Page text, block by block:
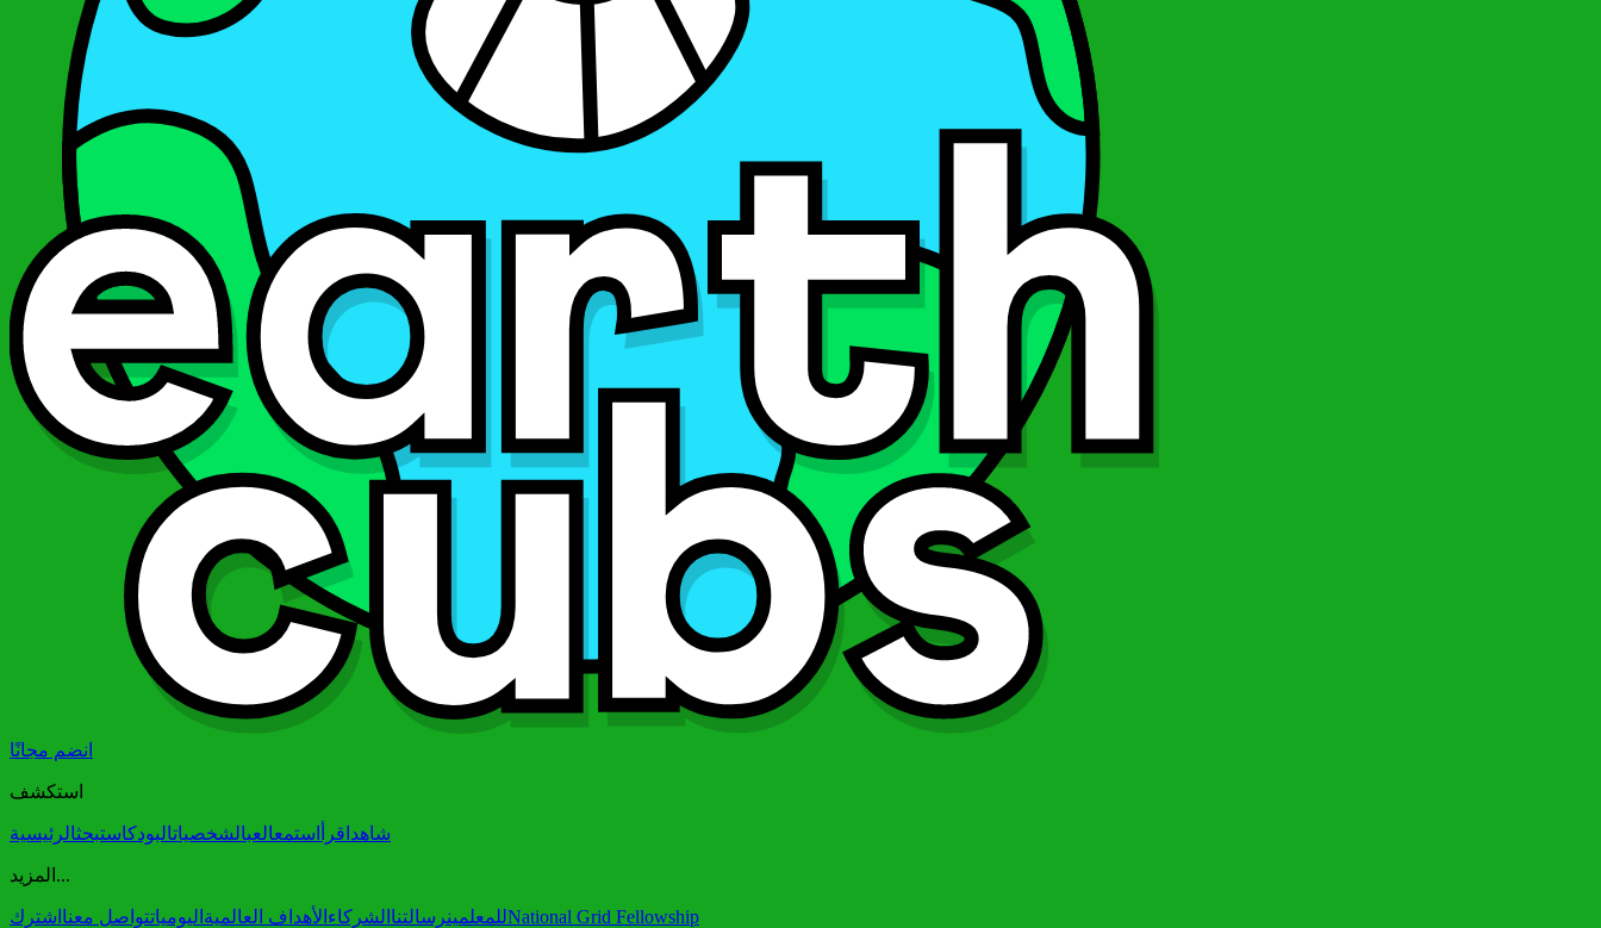
انضم مجانًا
استكشف
شاهد اقرأ استمعالعبالشخصياتالبودكاستبحثالرئيسية
المزيد...
للمعلمينرسالتنا الشركاء الأهداف العالمية اليومياتتواصل معنا اشترك National Grid Fellowship